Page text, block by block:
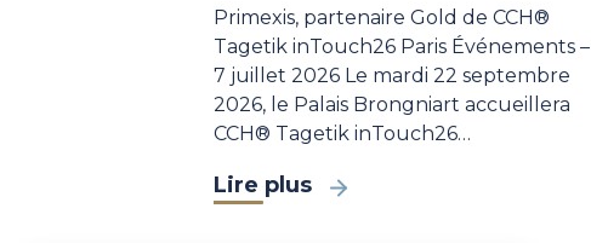
Primexis, partenaire Gold de CCH®
Tagetik inTouch26 Paris Événements –
7 juillet 2026 Le mardi 22 septembre
2026, le Palais Brongniart accueillera
CCH® Tagetik inTouch26…
Lire plus